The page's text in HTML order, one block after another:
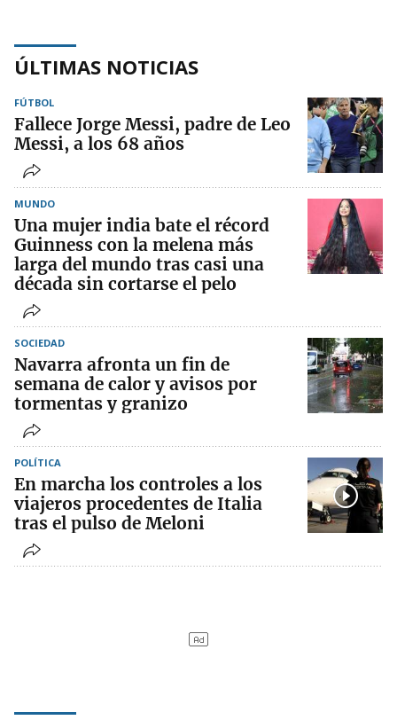
ÚLTIMAS NOTICIAS
FÚTBOL
Fallece Jorge Messi, padre de Leo
Messi, a los 68 años
MUNDO
Una mujer india bate el récord
Guinness con la melena más
larga del mundo tras casi una
década sin cortarse el pelo
SOCIEDAD
Navarra afronta un fin de
semana de calor y avisos por
tormentas y granizo
POLÍTICA
En marcha los controles a los
viajeros procedentes de Italia
tras el pulso de Meloni